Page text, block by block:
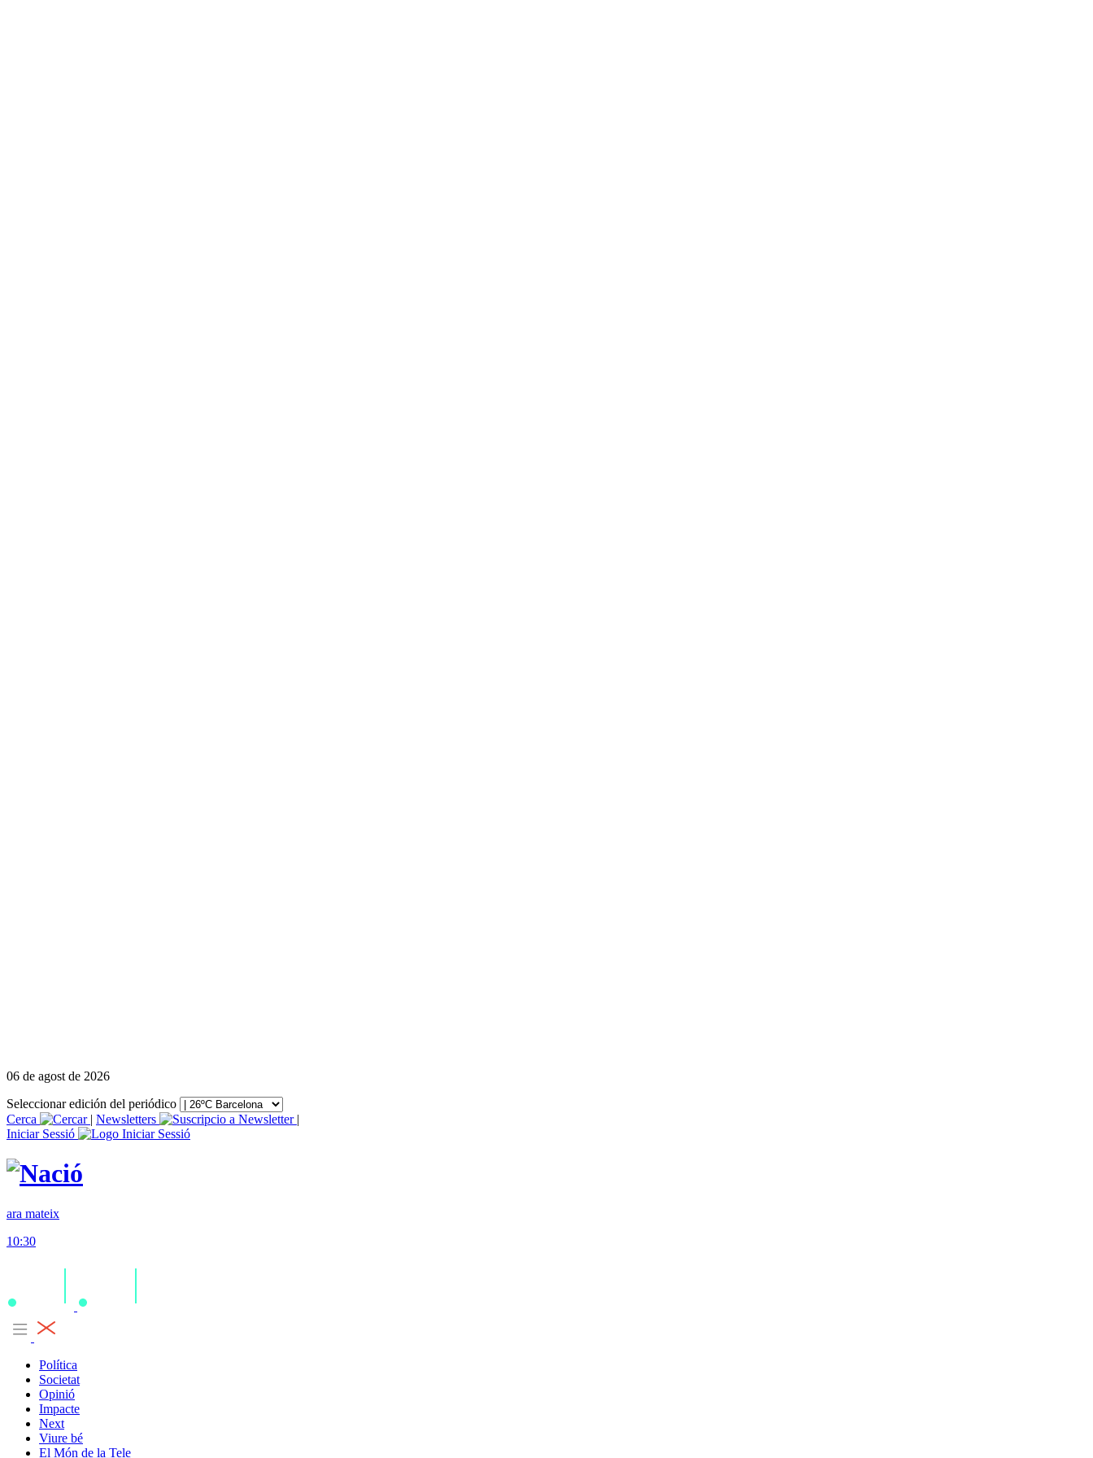
06 de agost de 2026
Seleccionar edición del periódico
Cerca
| Newsletters
|
Iniciar Sessió
ara mateix
10:30
Política
Societat
Opinió
Impacte
Next
Viure bé
El Món de la Tele